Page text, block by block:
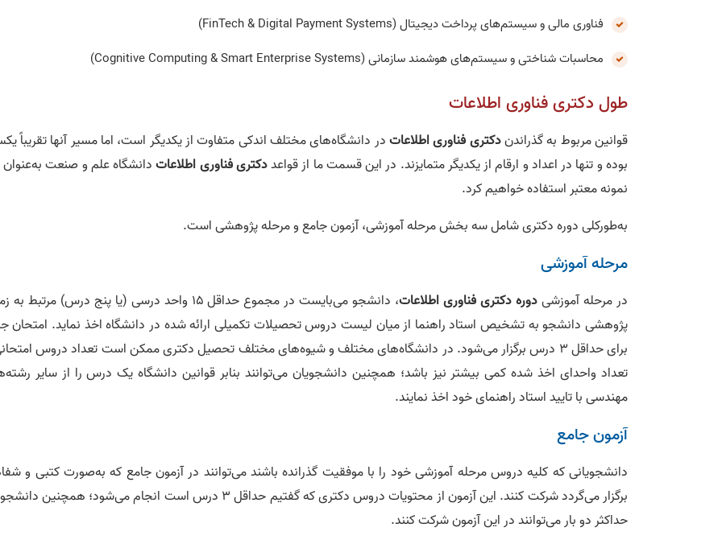
فناوری مالی و سیستم‌های پرداخت دیجیتال (FinTech & Digital Payment Systems)
محاسبات شناختی و سیستم‌های هوشمند سازمانی (Cognitive Computing & Smart Enterprise Systems)
طول دکتری فناوری اطلاعات
قوانین مربوط به گذراندندکتری فناوری اطلاعاتدر دانشگاه‌های مختلف اندکی متفاوت از یکدیگر است، اما مسیر آنها تقریباً
بوده و تنها در اعداد و ارقام از یکدیگر متمایزند. در این قسمت ما از قواعددکتری فناوری اطلاعاتدانشگاه علم و صنعت
نمونه معتبر استفاده خواهیم کرد.
به‌طورکلی دوره دکتری شامل سه بخش مرحله آموزشی، آزمون جامع و مرحله پژوهشی است.
مرحله آموزشی
در مرحله آموزشیدوره دکتری فناوری اطلاعات
، دانشجو می‌بایست در مجموع حداقل 15 واحد درسی (یا پنج درس) مرتبط
پژوهشی دانشجو به تشخیص استاد راهنما از میان لیست دروس تحصیلات تکمیلی ارائه شده در دانشگاه اخذ نماید. امتحان
برای حداقل 3 درس برگزار می‌شود. در دانشگاه‌های مختلف و شیوه‌های مختلف تحصیل دکتری ممکن است تعداد دروس
تعداد واحد‌ای اخذ شده کمی بیشتر نیز باشد؛ همچنین دانشجویان می‌توانند بنابر قوانین دانشگاه یک درس را از سایر
مهندسی با تایید استاد راهنمای خود اخذ نمایند.
آزمون جامع
دانشجویانی که کلیه دروس مرحله آموزشی خود را با موفقیت گذرانده باشند می‌توانند در آزمون جامع که به‌صورت کتبی و
برگزار می‌گردد شرکت کنند. این آزمون از محتویات دروس دکتری که گفتیم حداقل 3 درس است انجام می‌شود؛ همچنین
حداکثر دو بار می‌توانند در این آزمون شرکت کنند.